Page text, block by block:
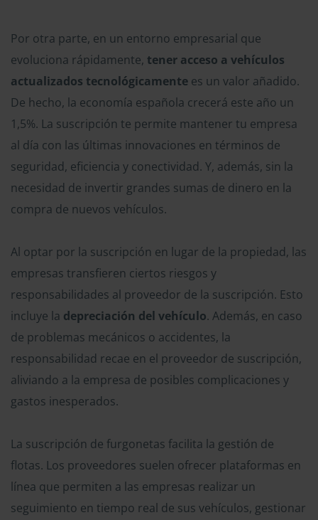
Por otra parte, en un entorno empresarial que
evoluciona rápidamente, tener acceso a vehículos
actualizados tecnológicamente es un valor añadido.
De hecho, la economía española crecerá este año un
1,5%. La suscripción te permite mantener tu empresa
al día con las últimas innovaciones en términos de
seguridad, eficiencia y conectividad. Y, además, sin la
necesidad de invertir grandes sumas de dinero en la
compra de nuevos vehículos.
Al optar por la suscripción en lugar de la propiedad, las
empresas transfieren ciertos riesgos y
responsabilidades al proveedor de la suscripción. Esto
incluye la depreciación del vehículo. Además, en caso
de problemas mecánicos o accidentes, la
responsabilidad recae en el proveedor de suscripción,
aliviando a la empresa de posibles complicaciones y
gastos inesperados.
La suscripción de furgonetas facilita la gestión de
flotas. Los proveedores suelen ofrecer plataformas en
línea que permiten a las empresas realizar un
seguimiento en tiempo real de sus vehículos, gestionar